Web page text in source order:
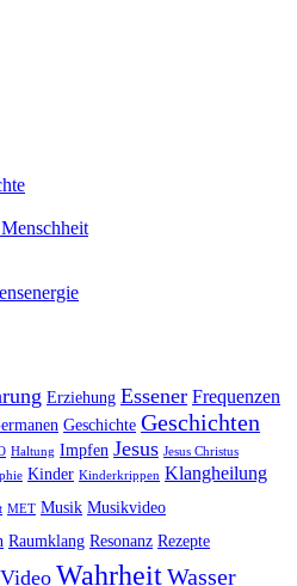
Erziehung Essener Frequenzen
Geschichte Geschichten
Haltung Impfen Jesus Jesus Christus
Kinder Kinderkrippen Klangheilung
MET Musik Musikvideo
Raumklang Resonanz Rezepte
Video WahrheitWasser